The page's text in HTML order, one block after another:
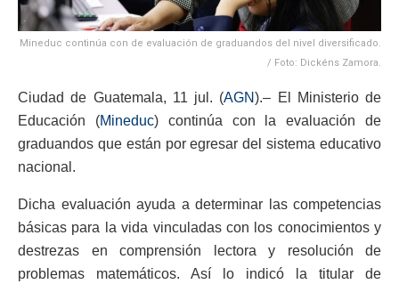
Mineduc continúa con de evaluación de graduandos del nivel diversificado.
/ Foto: Dickéns Zamora.
Ciudad de Guatemala, 11 jul. (AGN).– El Ministerio de
Educación (Mineduc) continúa con la evaluación de
graduandos que están por egresar del sistema educativo
nacional.
Dicha evaluación ayuda a determinar las competencias
básicas para la vida vinculadas con los conocimientos y
destrezas en comprensión lectora y resolución de
problemas matemáticos. Así lo indicó la titular de